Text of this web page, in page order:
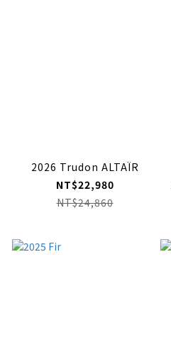
2026 Trudon ALTAÏR
NT$22,980
NT$24,860